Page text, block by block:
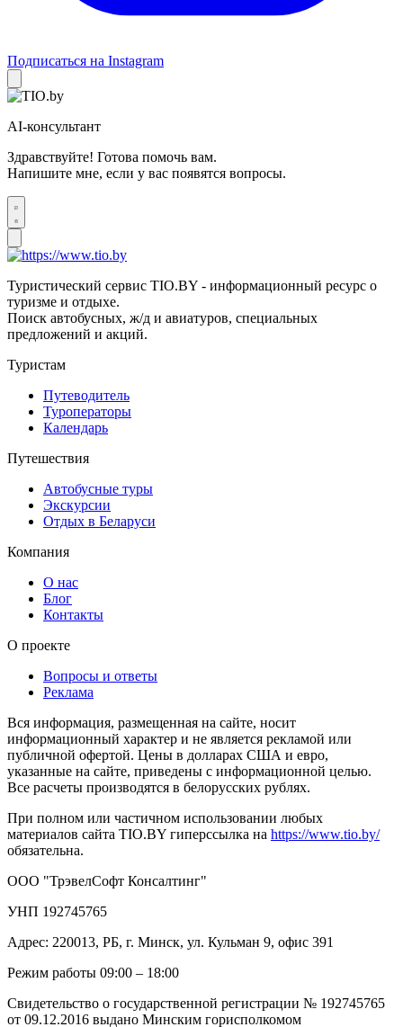
Подписаться на Instagram
AI-консультант
Здравствуйте! Готова помочь вам.
Напишите мне, если у вас появятся вопросы.
Туристический сервис TIO.BY - информационный ресурс о
туризме и отдыхе.
Поиск автобусных, ж/д и авиатуров, специальных
предложений и акций.
Туристам
Путеводитель
Туроператоры
Календарь
Путешествия
Автобусные туры
Экскурсии
Отдых в Беларуси
Компания
О нас
Блог
Контакты
О проекте
Вопросы и ответы
Реклама
Вся информация, размещенная на сайте, носит
информационный характер и не является рекламой или
публичной офертой. Цены в долларах США и евро,
указанные на сайте, приведены с информационной целью.
Все расчеты производятся в белорусских рублях.
При полном или частичном использовании любых
материалов сайта TIO.BY гиперссылка на https://www.tio.by/
обязательна.
ООО "ТрэвелСофт Консалтинг"
УНП 192745765
Адрес: 220013, РБ, г. Минск, ул. Кульман 9, офис 391
Режим работы 09:00 – 18:00
Свидетельство о государственной регистрации № 192745765
от 09.12.2016 выдано Минским горисполкомом